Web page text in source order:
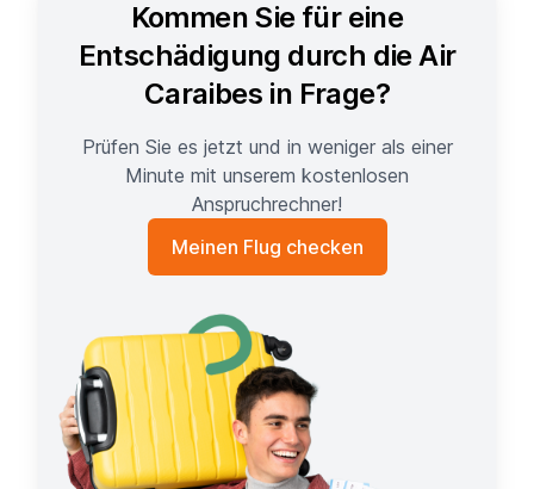
Kommen Sie für eine
Entschädigung durch die Air
Caraibes in Frage?
Prüfen Sie es jetzt und in weniger als einer
Minute mit unserem kostenlosen
Anspruchrechner!
Meinen Flug checken